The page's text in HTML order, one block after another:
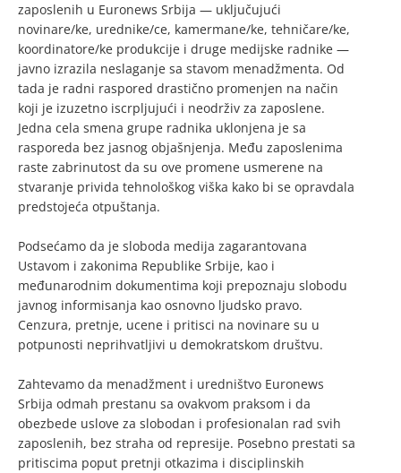
zaposlenih u Euronews Srbija — uključujući
novinare/ke, urednike/ce, kamermane/ke, tehničare/ke,
koordinatore/ke produkcije i druge medijske radnike —
javno izrazila neslaganje sa stavom menadžmenta. Od
tada je radni raspored drastično promenjen na način
koji je izuzetno iscrpljujući i neodrživ za zaposlene.
Jedna cela smena grupe radnika uklonjena je sa
rasporeda bez jasnog objašnjenja. Među zaposlenima
raste zabrinutost da su ove promene usmerene na
stvaranje privida tehnološkog viška kako bi se opravdala
predstojeća otpuštanja.
Podsećamo da je sloboda medija zagarantovana
Ustavom i zakonima Republike Srbije, kao i
međunarodnim dokumentima koji prepoznaju slobodu
javnog informisanja kao osnovno ljudsko pravo.
Cenzura, pretnje, ucene i pritisci na novinare su u
potpunosti neprihvatljivi u demokratskom društvu.
Zahtevamo da menadžment i uredništvo Euronews
Srbija odmah prestanu sa ovakvom praksom i da
obezbede uslove za slobodan i profesionalan rad svih
zaposlenih, bez straha od represije. Posebno prestati sa
pritiscima poput pretnji otkazima i disciplinskih